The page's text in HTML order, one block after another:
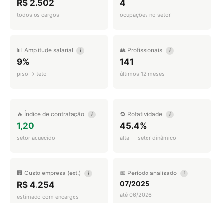
R$ 2.502
todos os cargos
4
ocupações no setor
📊 Amplitude salarial i
9%
piso → teto
👥 Profissionais i
141
últimos 12 meses
🔥 Índice de contratação i
1,20
setor aquecido
🔁 Rotatividade i
45.4%
alta — setor dinâmico
🏢 Custo empresa (est.) i
R$ 4.254
estimado com encargos
📅 Período analisado i
07/2025
até 06/2026